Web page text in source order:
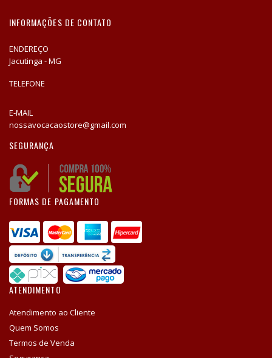
INFORMAÇÕES DE CONTATO
ENDEREÇO
Jacutinga - MG
TELEFONE
E-MAIL
nossavocacaostore@gmail.com
SEGURANÇA
FORMAS DE PAGAMENTO
ATENDIMENTO
Atendimento ao Cliente
Quem Somos
Termos de Venda